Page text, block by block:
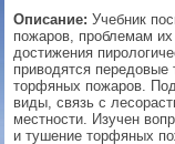
Описание: Учебник
пожаров, проблемам
достижения
приводятся
торфяных пожаров.
виды, связь с
местности. Изучен
и тушение торфяных
▼
▼